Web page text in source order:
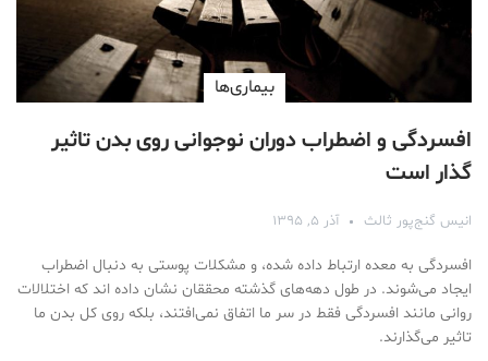
بیماری‌ها
افسردگی و اضطراب دوران نوجوانی روی بدن تاثیر
گذار است
انیس گنج‌پور ثالث آذر ۵, ۱۳۹۵
افسردگی به معده ارتباط داده شده، و مشکلات پوستی به دنبال اضطراب
ایجاد می‌شوند. در طول دهه‌های گذشته محققان نشان داده ‌اند که اختلالات
روانی مانند افسردگی فقط در سر ما اتفاق نمی‌افتند، بلکه روی کل بدن ما
تاثیر می‌گذارند.